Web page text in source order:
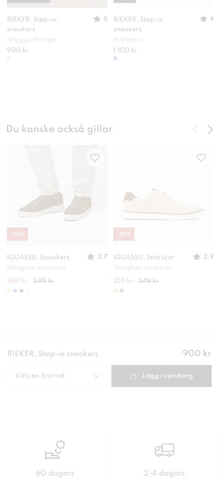
RIEKER, Step-in
sneakers
5
Snygga detaljer
900 kr
RIEKER, Step-in
sneakers
4
Antistress
1.100 kr
Du kanske också gillar
IGUASSU, Sneakers
3.7
Uttagbar innersula
280 kr 599 kr
-53%
IGUASSU, Snörskor
3.9
Uttagbar innersula
210 kr 549 kr
-62%
RIEKER, Step-in sneakers Pris:
900 kr
Välj en Storlek Lägg i varukorg
60 dagars
2-4 dagars